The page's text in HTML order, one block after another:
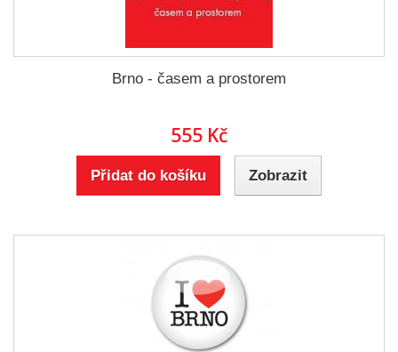
Brno - časem a prostorem
555 Kč
Přidat do košíku Zobrazit